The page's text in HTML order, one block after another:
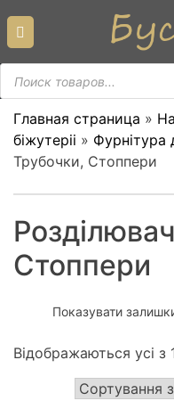
content
Пошук
товарів
Главная страница »
біжутеріі » Фурнітура
Трубочки, Стоппери
Стоппери
Показувати
Відображаються усі з